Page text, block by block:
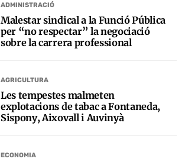
ADMINISTRACIÓ
Malestar sindical a la Funció Pública
per “no respectar” la negociació
sobre la carrera professional
AGRICULTURA
Les tempestes malmeten
explotacions de tabac a Fontaneda,
Sispony, Aixovall i Auvinyà
ECONOMIA